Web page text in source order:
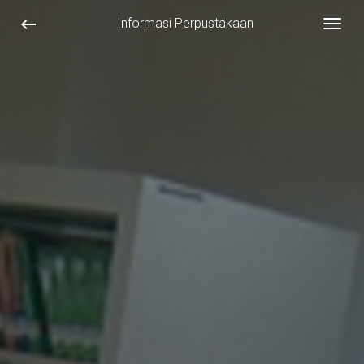
keyboard_backspace Informasi Perpustakaan